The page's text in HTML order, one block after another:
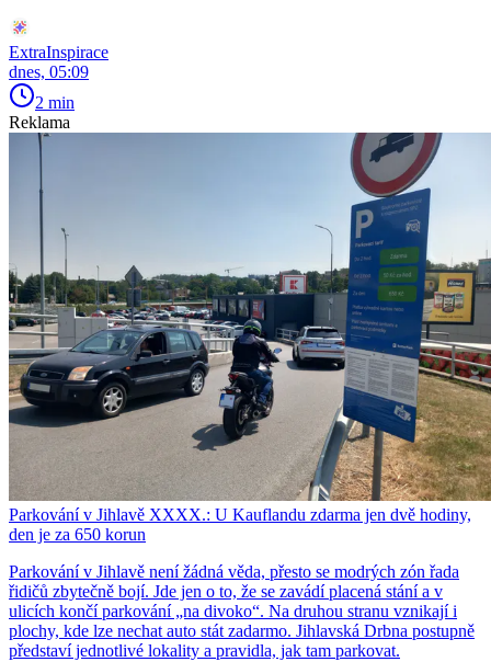
ExtraInspirace
dnes, 05:09
2 min
Reklama
Parkování v Jihlavě XXXX.: U Kauflandu zdarma jen dvě hodiny,
den je za 650 korun
Parkování v Jihlavě není žádná věda, přesto se modrých zón řada
řidičů zbytečně bojí. Jde jen o to, že se zavádí placená stání a v
ulicích končí parkování „na divoko“. Na druhou stranu vznikají i
plochy, kde lze nechat auto stát zadarmo. Jihlavská Drbna postupně
představí jednotlivé lokality a pravidla, jak tam parkovat.